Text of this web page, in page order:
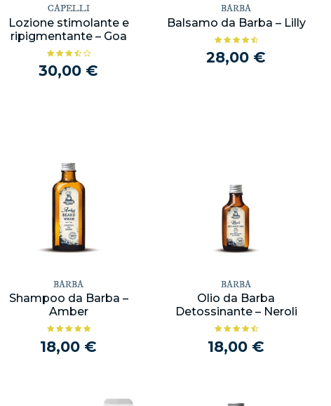
CAPELLI
Lozione stimolante e
ripigmentante – Goa
30,00 €
BARBA
Balsamo da Barba – Lilly
28,00 €
BARBA
Shampoo da Barba –
Amber
18,00 €
BARBA
Olio da Barba
Detossinante – Neroli
18,00 €